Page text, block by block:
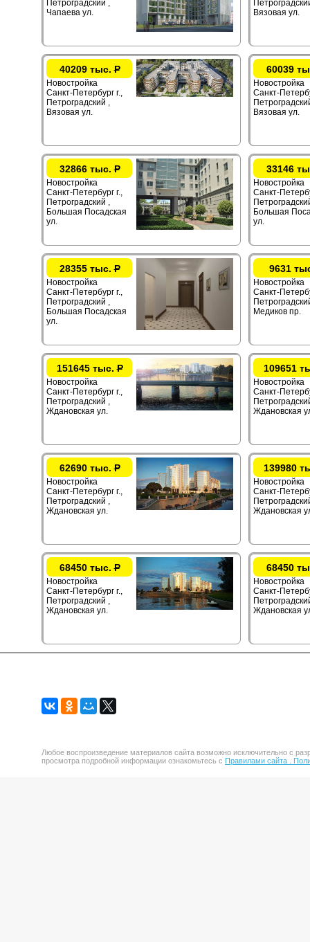
Петроградский ,
Чапаева ул.
Вязовая ул.
40209 тыс.Р
Новостройка
Санкт-Петербург г.,
Петроградский ,
Вязовая ул.
60039
Новостройка
Санкт-
Вязовая ул.
32866 тыс.Р
Новостройка
Санкт-Петербург г.,
Петроградский ,
Большая Посадская
ул.
33146
Новостройка
Санкт-
Большая
ул.
28355 тыс.Р
Новостройка
Санкт-Петербург г.,
Петроградский ,
Большая Посадская
ул.
9631
Новостройка
Санкт-
Медиков пр.
151645 тыс.Р
Новостройка
Санкт-Петербург г.,
Петроградский ,
Ждановская ул.
109651
Новостройка
Санкт-
Ждановская
62690 тыс.Р
Новостройка
Санкт-Петербург г.,
Петроградский ,
Ждановская ул.
139980
Новостройка
Санкт-
Ждановская
68450 тыс.Р
Новостройка
Санкт-Петербург г.,
Петроградский ,
Ждановская ул.
68450
Новостройка
Санкт-
Ждановская
Любое воспроизведение материалов сайта возможно исключительно с
просмотра подробной информации ознакомьтесь с Правилами сайта .